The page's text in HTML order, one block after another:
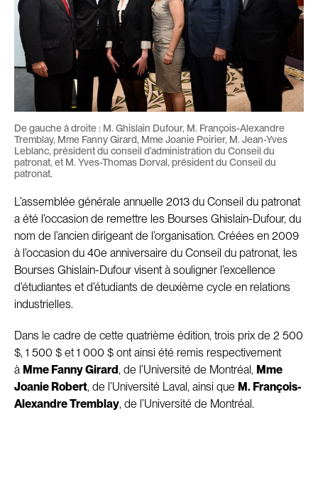
De gauche à droite : M. Ghislain Dufour, M. François-Alexandre
Tremblay, Mme Fanny Girard, Mme Joanie Poirier, M. Jean-Yves
Leblanc, président du conseil d’administration du Conseil du
patronat, et M. Yves-Thomas Dorval, président du Conseil du
patronat.
L’assemblée générale annuelle 2013 du Conseil du patronat
a été l’occasion de remettre les Bourses Ghislain-Dufour, du
nom de l’ancien dirigeant de l’organisation. Créées en 2009
à l’occasion du 40e anniversaire du Conseil du patronat, les
Bourses Ghislain-Dufour visent à souligner l’excellence
d’étudiantes et d’étudiants de deuxième cycle en relations
industrielles.
Dans le cadre de cette quatrième édition, trois prix de 2 500
$, 1 500 $ et 1 000 $ ont ainsi été remis respectivement
à Mme Fanny Girard, de l’Université de Montréal, Mme
Joanie Robert, de l’Université Laval, ainsi que M. François-
Alexandre Tremblay, de l’Université de Montréal.